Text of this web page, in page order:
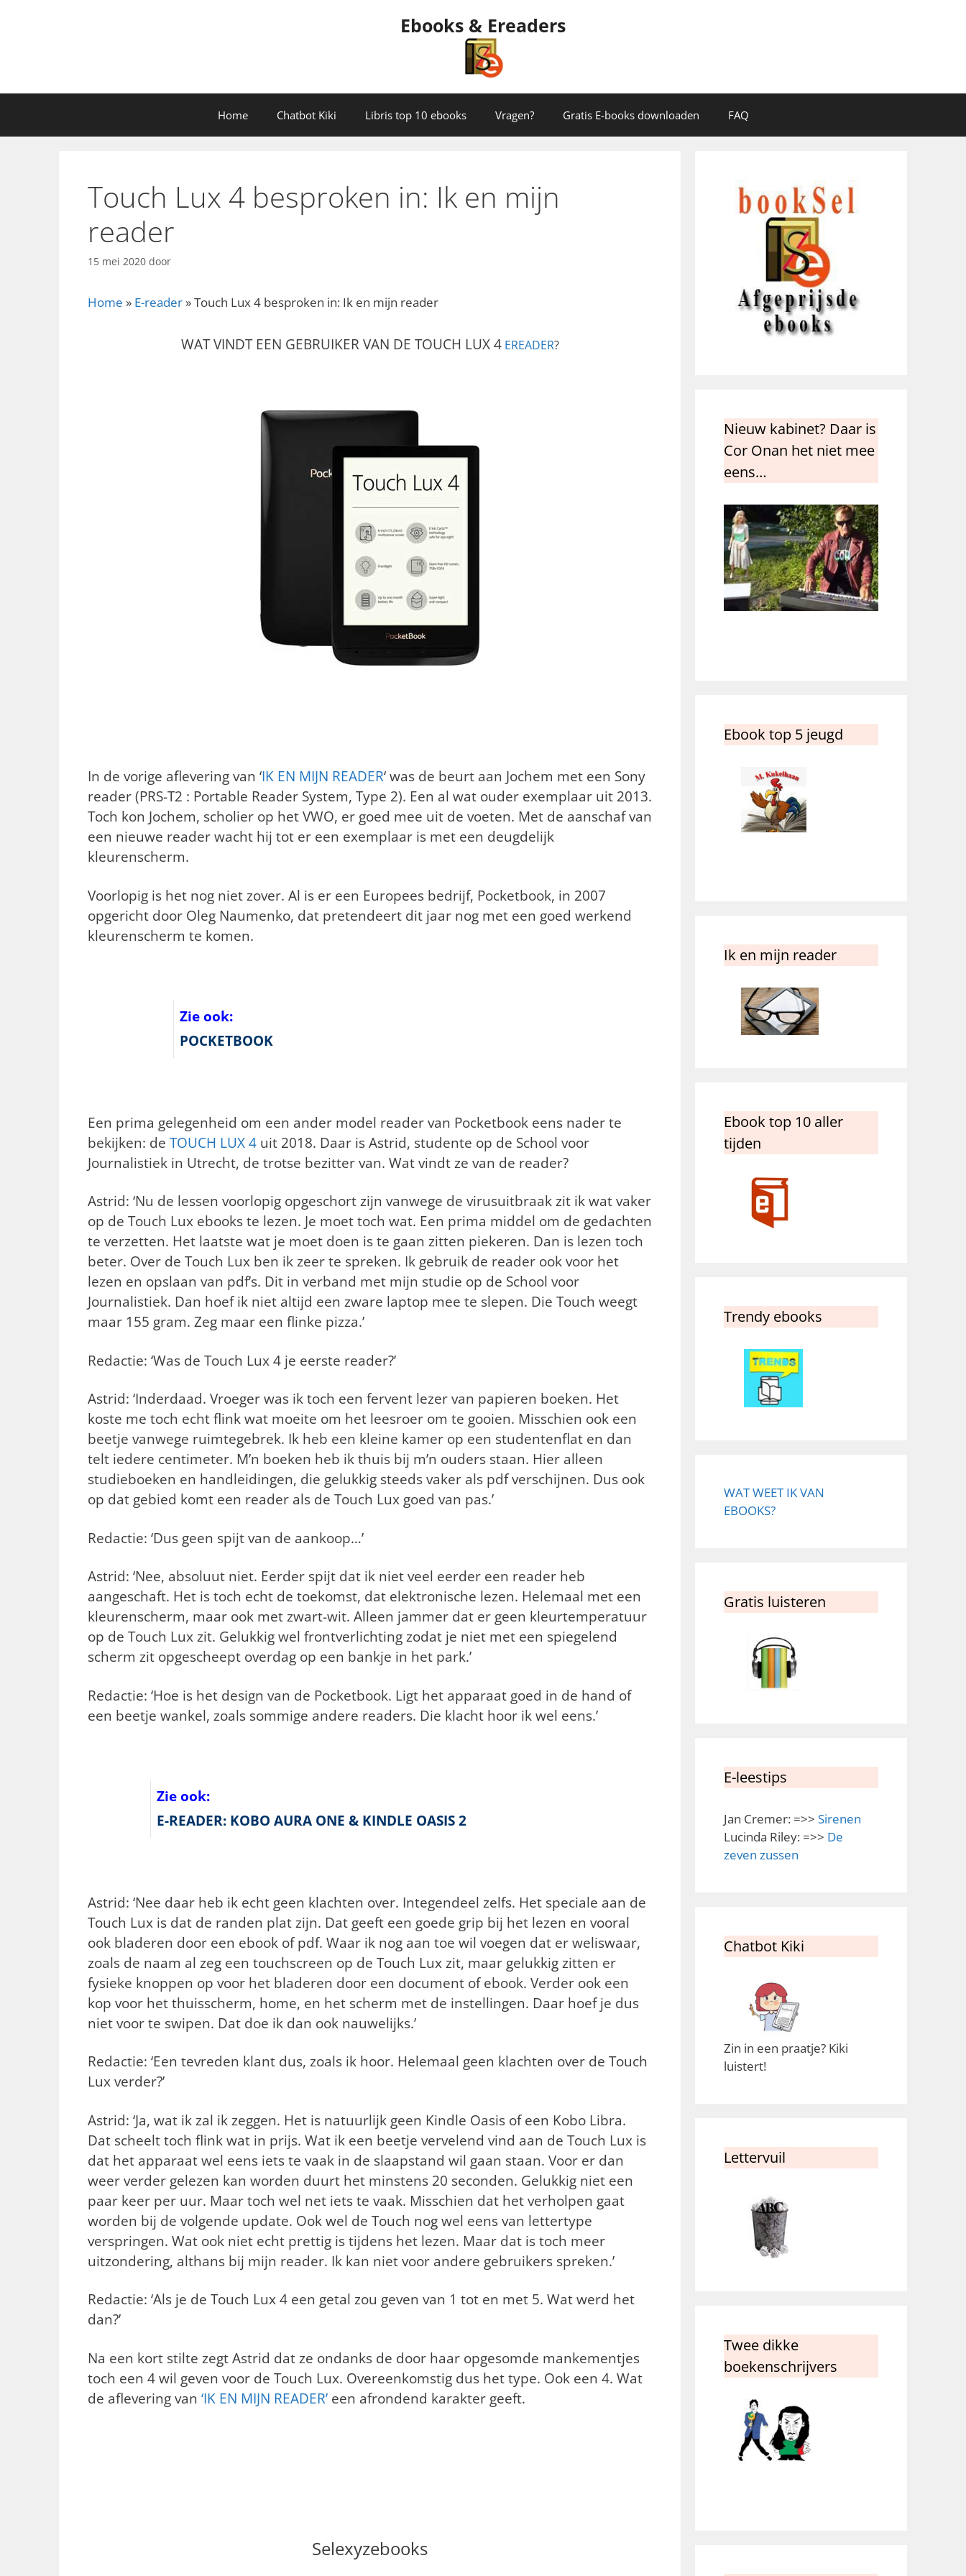
Ebooks & Ereaders
Home Chatbot Kiki Libris top 10 ebooks Vragen? Gratis E-books downloaden FAQ
Touch Lux 4 besproken in: Ik en mijn
reader
15 mei 2020 door
Home » E-reader »Touch Lux 4 besproken in: Ik en mijn reader
WAT VINDT EEN GEBRUIKER VAN DE TOUCH LUX 4 EREADER?
In de vorige aflevering van ‘IK EN MIJN READER‘ was de beurt aan Jochem met een Sony
reader (PRS-T2 : Portable Reader System, Type 2). Een al wat ouder exemplaar uit 2013.
Toch kon Jochem, scholier op het VWO, er goed mee uit de voeten. Met de aanschaf van
een nieuwe reader wacht hij tot er een exemplaar is met een deugdelijk
kleurenscherm.
Voorlopig is het nog niet zover. Al is er een Europees bedrijf, Pocketbook, in 2007
opgericht door Oleg Naumenko, dat pretendeert dit jaar nog met een goed werkend
kleurenscherm te komen.
Zie ook:
POCKETBOOK
Een prima gelegenheid om een ander model reader van Pocketbook eens nader te
bekijken: de TOUCH LUX 4 uit 2018. Daar is Astrid, studente op de School voor
Journalistiek in Utrecht, de trotse bezitter van. Wat vindt ze van de reader?
Astrid: ‘Nu de lessen voorlopig opgeschort zijn vanwege de virusuitbraak zit ik wat vaker
op de Touch Lux ebooks te lezen. Je moet toch wat. Een prima middel om de gedachten
te verzetten. Het laatste wat je moet doen is te gaan zitten piekeren. Dan is lezen toch
beter. Over de Touch Lux ben ik zeer te spreken. Ik gebruik de reader ook voor het
lezen en opslaan van pdf’s. Dit in verband met mijn studie op de School voor
Journalistiek. Dan hoef ik niet altijd een zware laptop mee te slepen. Die Touch weegt
maar 155 gram. Zeg maar een flinke pizza.’
Redactie: ‘Was de Touch Lux 4 je eerste reader?’
Astrid: ‘Inderdaad. Vroeger was ik toch een fervent lezer van papieren boeken. Het
koste me toch echt flink wat moeite om het leesroer om te gooien. Misschien ook een
beetje vanwege ruimtegebrek. Ik heb een kleine kamer op een studentenflat en dan
telt iedere centimeter. M’n boeken heb ik thuis bij m’n ouders staan. Hier alleen
studieboeken en handleidingen, die gelukkig steeds vaker als pdf verschijnen. Dus ook
op dat gebied komt een reader als de Touch Lux goed van pas.’
Redactie: ‘Dus geen spijt van de aankoop…’
Astrid: ‘Nee, absoluut niet. Eerder spijt dat ik niet veel eerder een reader heb
aangeschaft. Het is toch echt de toekomst, dat elektronische lezen. Helemaal met een
kleurenscherm, maar ook met zwart-wit. Alleen jammer dat er geen kleurtemperatuur
op de Touch Lux zit. Gelukkig wel frontverlichting zodat je niet met een spiegelend
scherm zit opgescheept overdag op een bankje in het park.’
Redactie: ‘Hoe is het design van de Pocketbook. Ligt het apparaat goed in de hand of
een beetje wankel, zoals sommige andere readers. Die klacht hoor ik wel eens.’
Zie ook:
E-READER: KOBO AURA ONE & KINDLE OASIS 2
Astrid: ‘Nee daar heb ik echt geen klachten over. Integendeel zelfs. Het speciale aan de
Touch Lux is dat de randen plat zijn. Dat geeft een goede grip bij het lezen en vooral
ook bladeren door een ebook of pdf. Waar ik nog aan toe wil voegen dat er weliswaar,
zoals de naam al zeg een touchscreen op de Touch Lux zit, maar gelukkig zitten er
fysieke knoppen op voor het bladeren door een document of ebook. Verder ook een
kop voor het thuisscherm, home, en het scherm met de instellingen. Daar hoef je dus
niet voor te swipen. Dat doe ik dan ook nauwelijks.’
Redactie: ‘Een tevreden klant dus, zoals ik hoor. Helemaal geen klachten over de Touch
Lux verder?’
Astrid: ‘Ja, wat ik zal ik zeggen. Het is natuurlijk geen Kindle Oasis of een Kobo Libra.
Dat scheelt toch flink wat in prijs. Wat ik een beetje vervelend vind aan de Touch Lux is
dat het apparaat wel eens iets te vaak in de slaapstand wil gaan staan. Voor er dan
weer verder gelezen kan worden duurt het minstens 20 seconden. Gelukkig niet een
paar keer per uur. Maar toch wel net iets te vaak. Misschien dat het verholpen gaat
worden bij de volgende update. Ook wel de Touch nog wel eens van lettertype
verspringen. Wat ook niet echt prettig is tijdens het lezen. Maar dat is toch meer
uitzondering, althans bij mijn reader. Ik kan niet voor andere gebruikers spreken.’
Redactie: ‘Als je de Touch Lux 4 een getal zou geven van 1 tot en met 5. Wat werd het
dan?’
Na een kort stilte zegt Astrid dat ze ondanks de door haar opgesomde mankementjes
toch een 4 wil geven voor de Touch Lux. Overeenkomstig dus het type. Ook een 4. Wat
de aflevering van ‘IK EN MIJN READER’ een afrondend karakter geeft.
Selexyzebooks
Nieuw kabinet? Daar is
Cor Onan het niet mee
eens…
Ebook top 5 jeugd
Ik en mijn reader
Ebook top 10 aller
tijden
Trendy ebooks
WAT WEET IK VAN
EBOOKS?
Gratis luisteren
E-leestips
Jan Cremer: =>> Sirenen
Lucinda Riley: =>> De
zeven zussen
Chatbot Kiki
Zin in een praatje? Kiki
luistert!
Lettervuil
Twee dikke
boekenschrijvers